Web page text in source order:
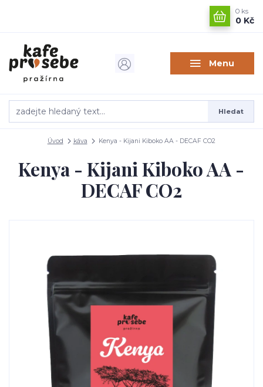
Menu
Hledat
0 ks
0 Kč
Úvod káva Kenya - Kijani Kiboko AA - DECAF CO2
Kenya - Kijani Kiboko AA -
DECAF CO2